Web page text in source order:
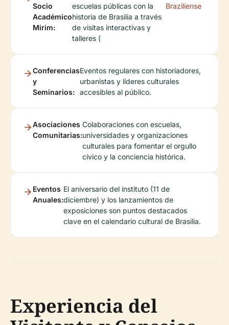
Socio
Académico
Mirim:
escuelas públicas con la
historia de Brasilia a través
de visitas interactivas y
talleres (
Braziliense
Conferencias
y
Seminarios:
Eventos regulares con historiadores,
urbanistas y líderes culturales
accesibles al público.
Asociaciones
Comunitarias:
Colaboraciones con escuelas,
universidades y organizaciones
culturales para fomentar el orgullo
cívico y la conciencia histórica.
Eventos
Anuales:
El aniversario del instituto (11 de
diciembre) y los lanzamientos de
exposiciones son puntos destacados
clave en el calendario cultural de Brasilia.
Experiencia del